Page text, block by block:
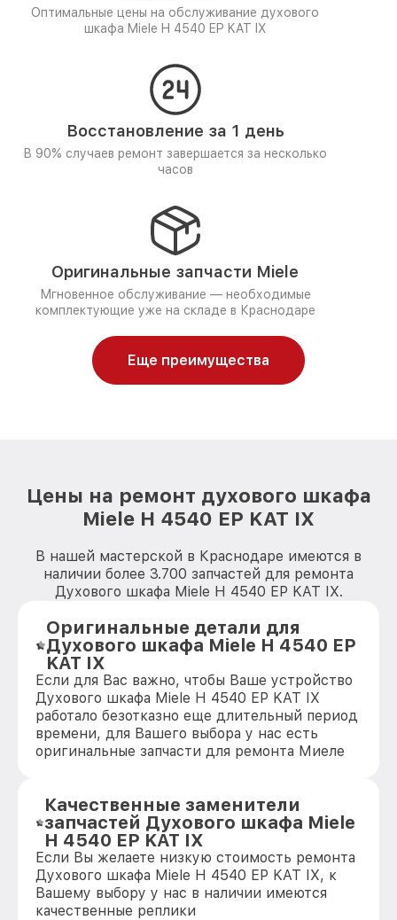
Оптимальные цены на обслуживание духового
шкафа Miele H 4540 EP KAT IX
Восстановление за 1 день
В 90% случаев ремонт завершается за несколько
часов
Оригинальные запчасти Miele
Мгновенное обслуживание — необходимые
комплектующие уже на складе в Краснодаре
Еще преимущества
Цены на ремонт духового шкафа
Miele H 4540 EP KAT IX
В нашей мастерской в Краснодаре имеются в
наличии более 3.700 запчастей для ремонта
Духового шкафа Miele H 4540 EP KAT IX.
Оригинальные детали для
Духового шкафа Miele H 4540 EP
KAT IX
Если для Вас важно, чтобы Ваше устройство
Духового шкафа Miele H 4540 EP KAT IX
работало безотказно еще длительный период
времени, для Вашего выбора у нас есть
оригинальные запчасти для ремонта Миеле
Качественные заменители
запчастей Духового шкафа Miele
H 4540 EP KAT IX
Если Вы желаете низкую стоимость ремонта
Духового шкафа Miele H 4540 EP KAT IX, к
Вашему выбору у нас в наличии имеются
качественные реплики